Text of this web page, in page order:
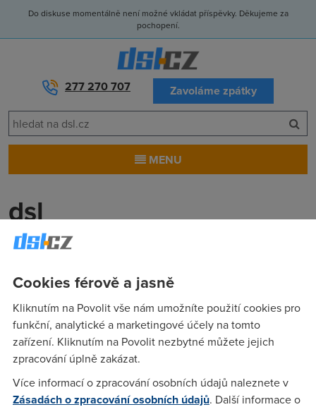
Do diskuse momentálně není možné vkládat příspěvky. Děkujeme za
pochopení.
277 270 707 Zavoláme zpátky
MENU
dsl
clubhouse(19.6.2004 16:40:52)
nejlepší je stějně kabel!
wojta(19.6.2004 22:18:15)
Zatím jo, ale i to se může změnit. Teď bych kabel za DSL
nevyměnil ani kdyby to dali za 200 měsíčně.
Cookies férově a jasně
Kliknutím na Povolit vše nám umožníte použití cookies pro
funkční, analytické a marketingové účely na tomto
zařízení. Kliknutím na Povolit nezbytné můžete jejich
zpracování úplně zakázat.
Více informací o zpracování osobních údajů naleznete v
Zásadách o zpracování osobních údajů. Další informace o